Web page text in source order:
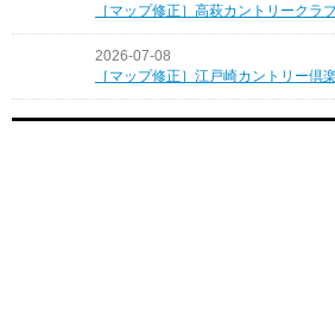
［マップ修正］高萩カントリークラ
2026-07-08
［マップ修正］江戸崎カントリー倶